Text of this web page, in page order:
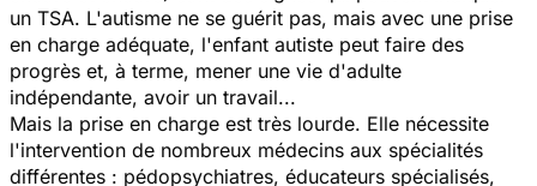
un TSA. L'autisme ne se guérit pas, mais avec une prise
en charge adéquate, l'enfant autiste peut faire des
progrès et, à terme, mener une vie d'adulte
indépendante, avoir un travail...
Mais la prise en charge est très lourde. Elle nécessite
l'intervention de nombreux médecins aux spécialités
différentes : pédopsychiatres, éducateurs spécialisés,